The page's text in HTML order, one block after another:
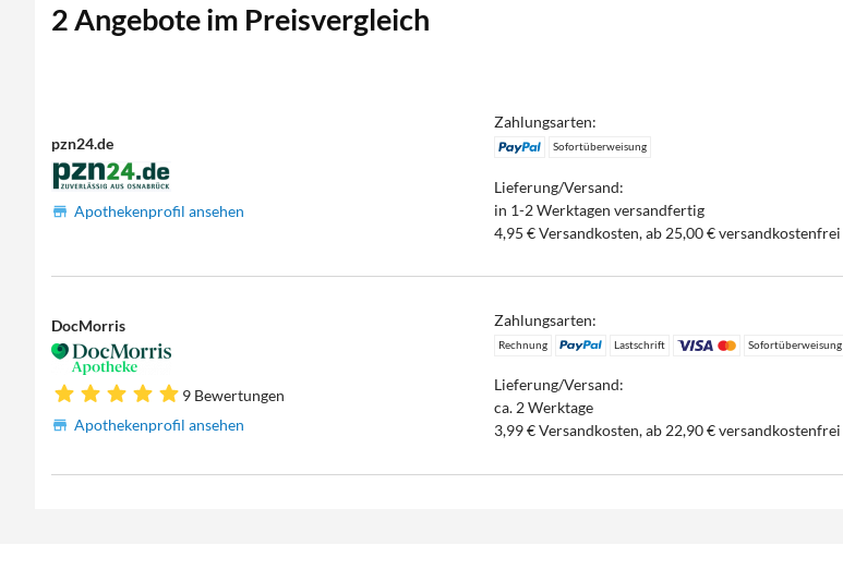
2 Angebote im Preisvergleich
pzn24.de
Apothekenprofil ansehen
Zahlungsarten:
Sofortüberweisung
Lieferung/Versand:
in 1-2 Werktagen versandfertig
4,95 € Versandkosten, ab 25,00 € versandkostenfrei
DocMorris
9 Bewertungen
Apothekenprofil ansehen
Zahlungsarten:
Rechnung Lastschrift Sofortüberweisung
Lieferung/Versand:
ca. 2 Werktage
3,99 € Versandkosten, ab 22,90 € versandkostenfrei